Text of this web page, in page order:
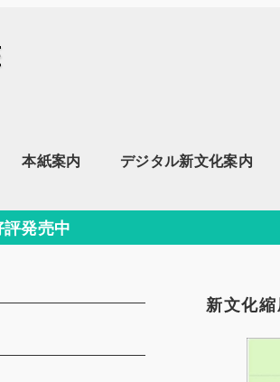
本紙案内 デジタル新文化案内
発売中
新文化